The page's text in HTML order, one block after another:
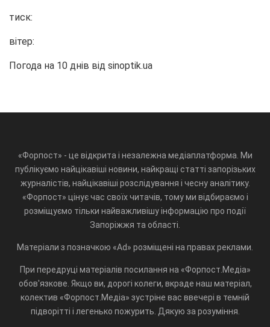
тиск:
вітер:
Погода на 10 днів від sinoptik.ua
«Форпост» - це відкрита і незалежна медіаплатформа. Ми
публікуємо найцікавіші новини, найкращі статті запорізьких
журналістів, найцікавіші розслідування і чесну аналітику.
«Форпост» цінує час своїх читачів, тому ми відбираємо і
розміщуємо тільки найважливішу інформацію про події
Запоріжжя та області.
Матеріали з позначкою «Ad» розміщені на правах реклами.
При передруці матеріалів посилання на «Форпост.Медіа»
обов'язкове. Якщо ви, дорогі колеги, вкраде наш матеріал,
колектив «Форпост.Медіа» зустріне вас ввечері в темній
підворітті і легенько пожурить. Дякую за розуміння.